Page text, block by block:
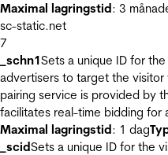
Maximal lagringstid: 3
sc-static.net
7
_schn1Sets a unique ID for
advertisers to target the
pairing service is provided by
facilitates real-time bidding for
Maximal lagringstid: 1 dag
_scidSets a unique ID for the